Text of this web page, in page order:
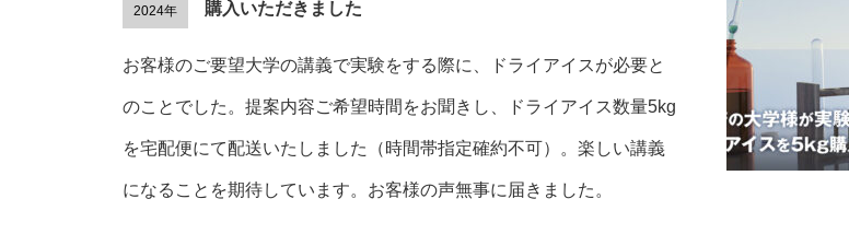
2024年
購入いただきました
お客様のご要望大学の講義で実験をする際に、ドライアイスが必要と
のことでした。提案内容ご希望時間をお聞きし、ドライアイス数量5kg
を宅配便にて配送いたしました（時間帯指定確約不可）。楽しい講義
になることを期待しています。お客様の声無事に届きました。